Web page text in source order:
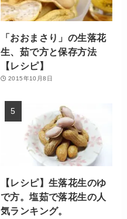
「おおまさり」の生落花
生、茹で方と保存方法
【レシピ】
2015年10月8日
【レシピ】生落花生のゆ
で方。塩茹で落花生の人
気ランキング。